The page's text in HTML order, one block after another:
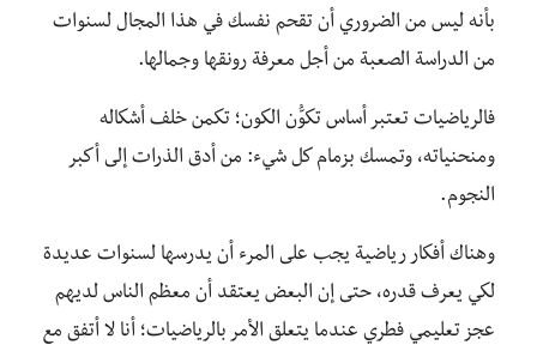
بأنه ليس من الضروري أن تقحم نفسك في هذا المجال لسنوات
من الدراسة الصعبة من أجل معرفة رونقها وجمالها.
فالرياضيات تعتبر أساس تكوُّن الكون؛ تكمن خلف أشكاله
ومنحنياته، وتمسك بزمام كل شيء: من أدق الذرات إلى أكبر
النجوم.
وهناك أفكار رياضية يجب على المرء أن يدرسها لسنوات عديدة
لكي يعرف قدره، حتى إن البعض يعتقد أن معظم الناس لديهم
عجز تعليمي فطري عندما يتعلق الأمر بالرياضيات؛ أنا لا أتفق مع